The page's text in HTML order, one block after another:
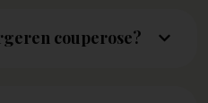
couperose?